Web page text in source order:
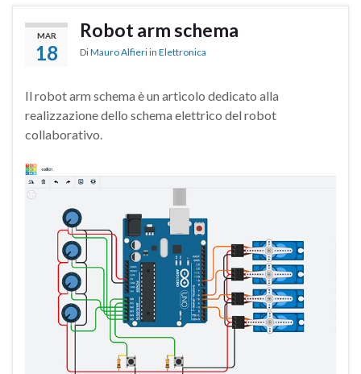
MAR
18
Robot arm schema
DiMauro Alfieri in Elettronica
Il robot arm schema è un articolo dedicato alla
realizzazione dello schema elettrico del robot
collaborativo.